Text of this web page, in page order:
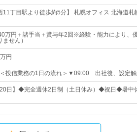
11丁目駅より徒歩約5分】 札幌オフィス 北海道
万円＋諸手当＋賞与年2回※経験・能力により、
ません）
円
投信業務の1日の流れ＞▼09:00 出社後、設定
日】◆完全週休2日制（土日休み）◆祝日◆暑